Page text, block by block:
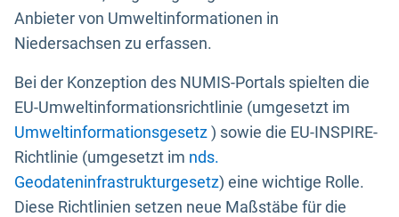
Anbieter von Umweltinformationen in
Niedersachsen zu erfassen.
Bei der Konzeption des NUMIS-Portals spielten die
EU-Umweltinformationsrichtlinie (umgesetzt im
Umweltinformationsgesetz) sowie die EU-INSPIRE-
Richtlinie (umgesetzt im nds.
Geodateninfrastrukturgesetz) eine wichtige Rolle.
Diese Richtlinien setzen neue Maßstäbe für die